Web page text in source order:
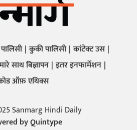
कुकी पालिसी कांटेक्ट उस
साथ बिज्ञापन इतर इनफार्मेशन
ऑफ़ एथिक्स
Sanmarg Hindi Daily
byQuintype